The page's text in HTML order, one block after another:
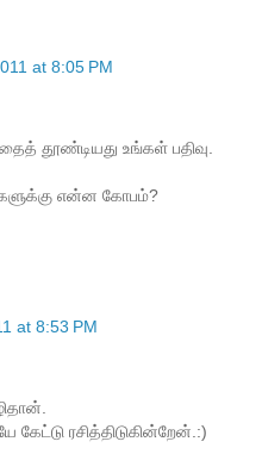
at 8:05 PM
தூண்டியது உங்கள் பதிவு.
என்ன கோபம்?
at 8:53 PM
ரசித்திடுகின்றேன்.:)